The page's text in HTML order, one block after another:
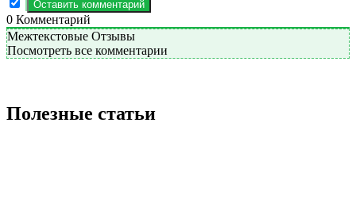
0 Комментарий
Межтекстовые Отзывы
Посмотреть все комментарии
Полезные статьи